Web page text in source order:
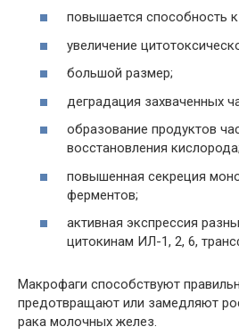
повышается способность к
увеличение
большой размер;
деградация захваченных
образование продуктов
восстановления кислорода;
повышенная секреция
ферментов;
активная экспрессия
цитокинам ИЛ-1, 2, 6,
Макрофаги способствуют
предотвращают или замедляют
рака молочных желез.